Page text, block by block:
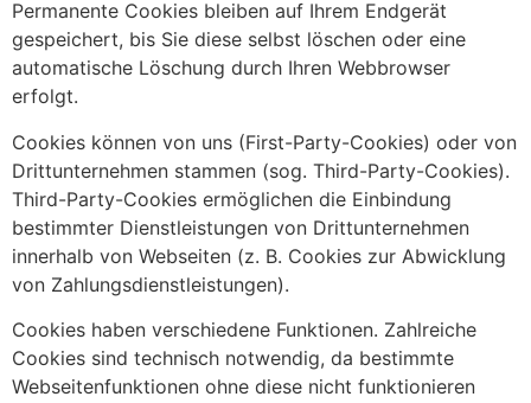
Permanente Cookies bleiben auf Ihrem Endgerät
gespeichert, bis Sie diese selbst löschen oder eine
automatische Löschung durch Ihren Webbrowser
erfolgt.
Cookies können von uns (First-Party-Cookies) oder von
Drittunternehmen stammen (sog. Third-Party-Cookies).
Third-Party-Cookies ermöglichen die Einbindung
bestimmter Dienstleistungen von Drittunternehmen
innerhalb von Webseiten (z. B. Cookies zur Abwicklung
von Zahlungsdienstleistungen).
Cookies haben verschiedene Funktionen. Zahlreiche
Cookies sind technisch notwendig, da bestimmte
Webseitenfunktionen ohne diese nicht funktionieren